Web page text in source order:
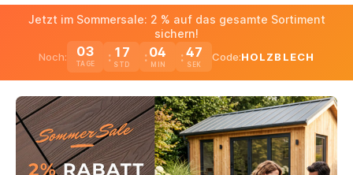
Noch: 03
TAGE
17 04 46
Jetzt im Sommersale: 2 % auf das gesamte Sortiment
sichern!
Code:HOLZBLECH